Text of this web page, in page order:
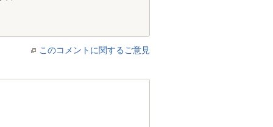
このコメントに関するご意見